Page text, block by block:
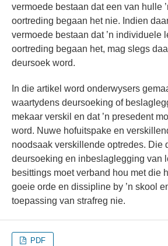
vermoede bestaan dat een van hulle
oortreding begaan het nie. Indien
vermoede bestaan dat ’n individuele
oortreding begaan het, mag slegs
deursoek word.
In die artikel word onderwysers
waartydens deursoeking of
mekaar verskil en dat ’n presedent
word. Nuwe hofuitspake en
noodsaak verskillende optredes. Die
deursoeking en inbeslaglegging van
besittings moet verband hou met die
goeie orde en dissipline by ’n skool
toepassing van strafreg nie.
PDF